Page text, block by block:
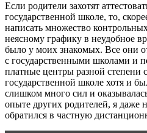
Если родители захотят
государственной школе, то,
написать множество
неясному графику в неудобное
было у моих знакомых. Все они
с государственными школами и
платные центры разной степени
государственной школе хотя и
слишком много сил и
опыте других родителей, я даже
обратился в частную